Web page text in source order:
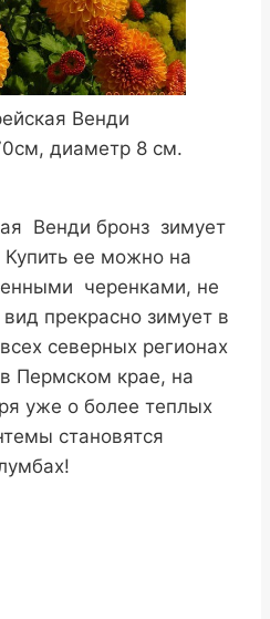
Венди
диаметр 8 см.
Венди бронз зимует
ее можно на
черенками, не
прекрасно зимует в
северных регионах
Пермском крае, на
уже о более теплых
становятся